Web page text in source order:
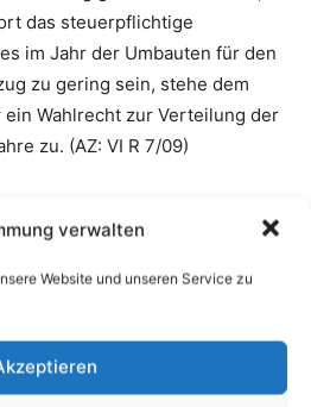
verwalten
Website und unseren Service zu